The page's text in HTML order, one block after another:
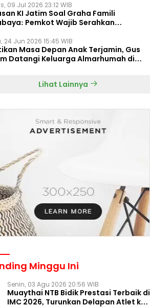
09 Jul 2026 23:12 WIB
KI Jatim Soal Graha Famili
Pemkot Wajib Serahkan
24 Jun 2026 15:45 WIB
Masa Depan Anak Terjamin, Gus
Datangi Keluarga Almarhumah di
Lihat Lainnya
Minggu Ini
Senin, 03 Agu 2026 20:56 WIB
Muaythai NTB Bidik Prestasi Terbaik di
IMC 2026, Turunkan Delapan Atlet ke